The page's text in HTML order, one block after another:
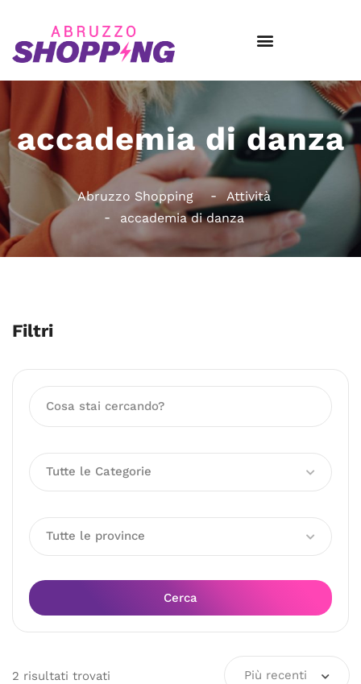
accademia di danza
Abruzzo Shopping
Attività
accademia di danza
Filtri
Tutte le Categorie
Tutte le province
Cerca
2 risultati trovati Più recenti